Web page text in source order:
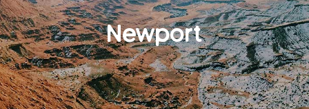
Newport